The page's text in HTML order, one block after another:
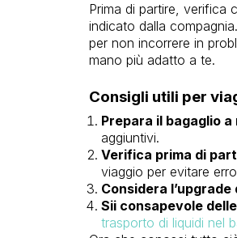
Prima di partire, verifica
indicato dalla
per non incorrere in
mano più adatto a te.
Consigli utili per
Prepara il bagaglio
aggiuntivi.
Verifica prima di
viaggio per evitare
Considera
Sii consapevole
trasporto di liquidi nel